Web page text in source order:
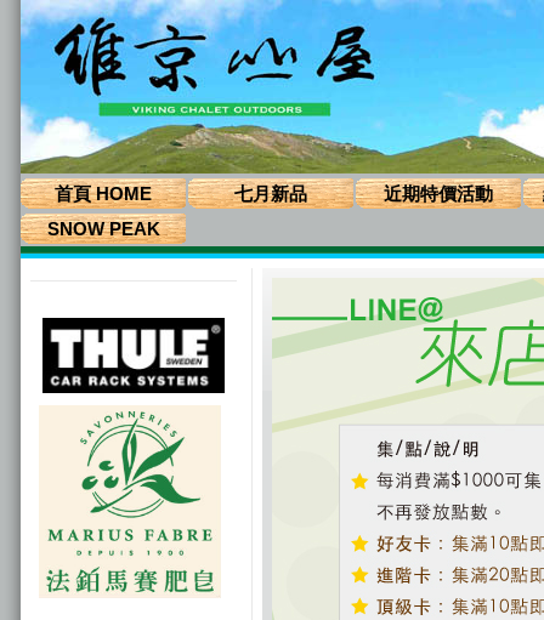
首頁 HOME 七月新品 近期特價活動
SNOW PEAK